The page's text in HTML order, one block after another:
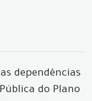
dependências
do Plano